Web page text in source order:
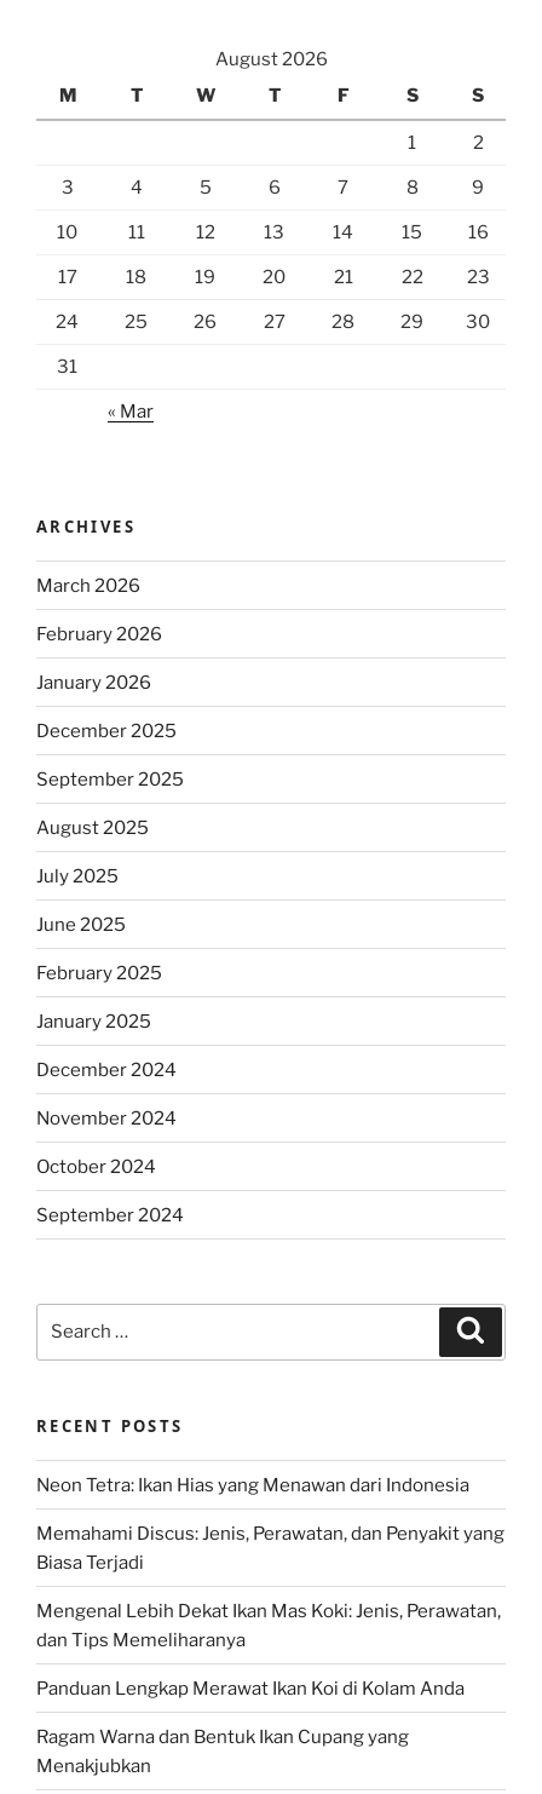
August 2026
M
T W T F S S
1 2
3 4 5 6 7 8 9
10 11 12 13 14 15 16
17 18 19 20 21 22 23
24 25 26 27 28 29 30
31
« Mar
ARCHIVES
March 2026
February 2026
January 2026
December 2025
September 2025
August 2025
July 2025
June 2025
February 2025
January 2025
December 2024
November 2024
October 2024
September 2024
RECENT POSTS
Neon Tetra: Ikan Hias yang Menawan dari Indonesia
Memahami Discus: Jenis, Perawatan, dan Penyakit yang
Biasa Terjadi
Mengenal Lebih Dekat Ikan Mas Koki: Jenis, Perawatan,
dan Tips Memeliharanya
Panduan Lengkap Merawat Ikan Koi di Kolam Anda
Ragam Warna dan Bentuk Ikan Cupang yang
Menakjubkan